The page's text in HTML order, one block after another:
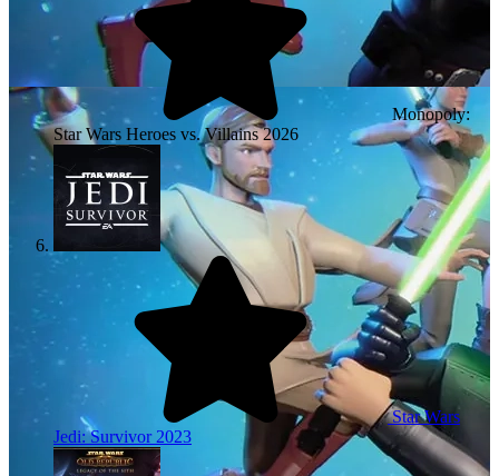
Monopoly:
Star Wars Heroes vs. Villains2026
Star Wars
Jedi: Survivor 2023